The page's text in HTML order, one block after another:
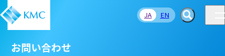
JA EN
お問い合わせ